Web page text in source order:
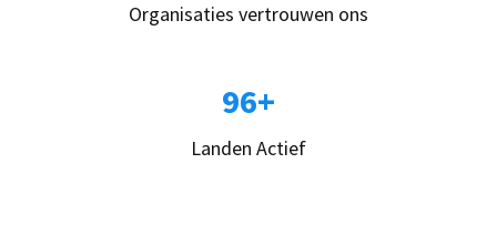
Organisaties vertrouwen ons
96+
Landen Actief